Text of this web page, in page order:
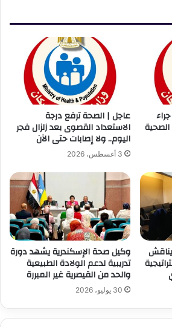
عاجل | الصحة ترفع درجة
الاستعداد القصوى بعد زلزال فجر
اليوم.. ولا إصابات حتى الآن
3 أغسطس، 2026
وكيل صحة الإسكندرية يشهد دورة
تدريبية لدعم الولادة الطبيعية
والحد من القيصرية غير المبررة
30 يوليو، 2026